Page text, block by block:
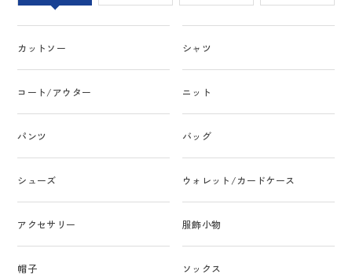
カットソー シャツ
コート/アウター ニット
パンツ バッグ
シューズ ウォレット/カードケース
アクセサリー 服飾小物
帽子 ソックス